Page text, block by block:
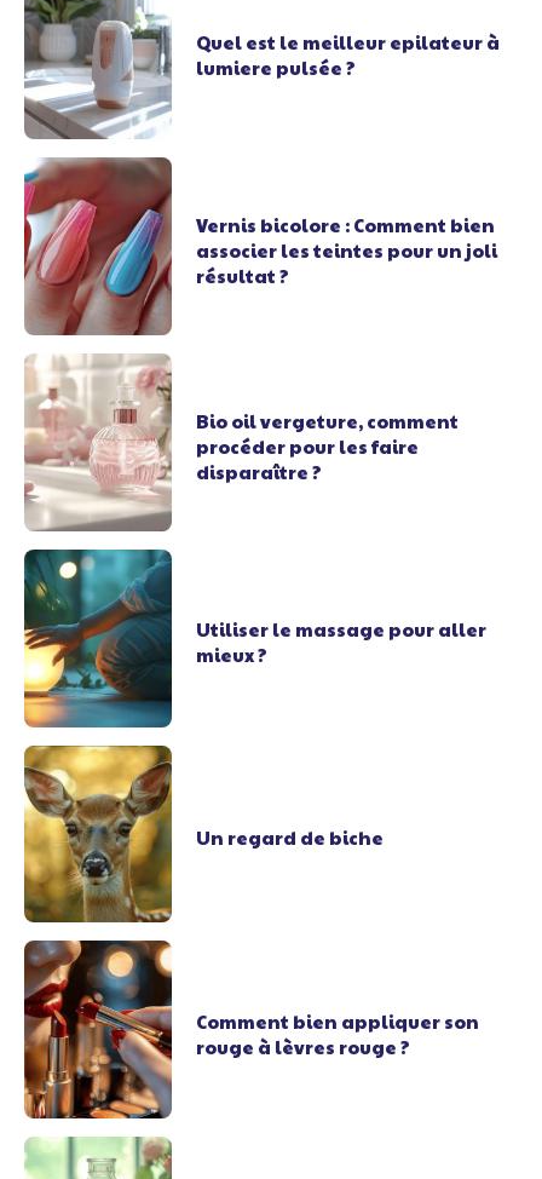
Quel est le meilleur epilateur à
lumiere pulsée ?
Vernis bicolore : Comment bien
associer les teintes pour un joli
résultat ?
Bio oil vergeture, comment
procéder pour les faire
disparaître ?
Utiliser le massage pour aller
mieux ?
Un regard de biche
Comment bien appliquer son
rouge à lèvres rouge ?